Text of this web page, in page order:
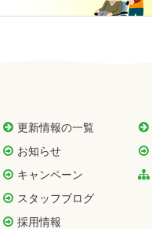
更新情報の一覧
お知らせ
キャンペーン
スタッフブログ
採用情報